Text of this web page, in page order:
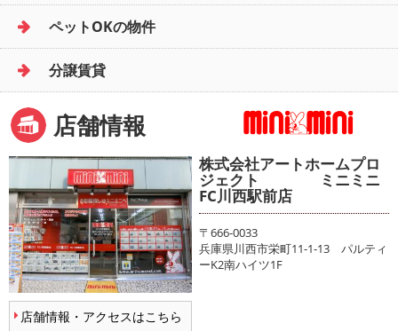
ペットOKの物件
分譲賃貸
店舗情報
店舗情報・アクセスはこちら
株式会社アートホームプロ
ジェクト ミニミニ
FC川西駅前店
〒666-0033
兵庫県川西市栄町11-1-13 パルティ
ーK2南ハイツ1F